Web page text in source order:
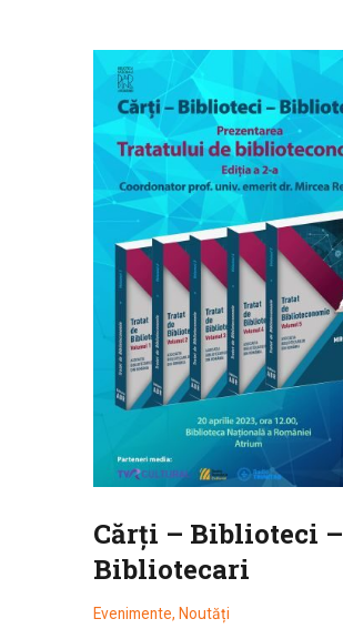
Cărți – Biblioteci –
Bibliotecari
Evenimente, Noutăți